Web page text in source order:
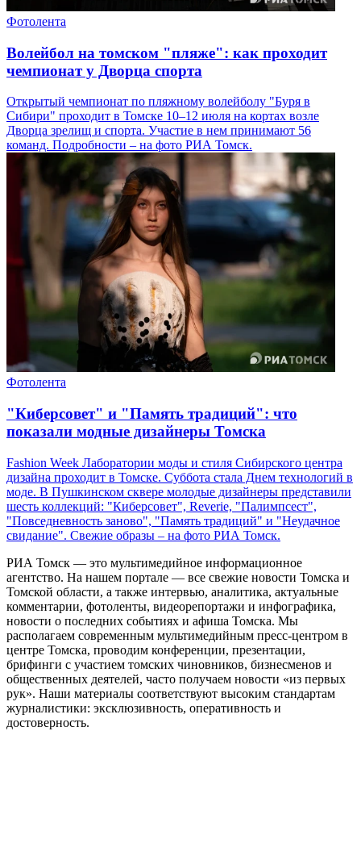
Фотолента
Волейбол на томском "пляже": как проходит
чемпионат у Дворца спорта
Открытый чемпионат по пляжному волейболу "Буря в
Сибири" проходит в Томске 10–12 июля на кортах возле
Дворца зрелищ и спорта. Участие в нем принимают 56
команд. Подробности – на фото РИА Томск.
Фотолента
"Киберсовет" и "Память традиций": что
показали модные дизайнеры Томска
Fashion Week Лаборатории моды и стиля Сибирского центра
дизайна проходит в Томске. Суббота стала Днем технологий в
моде. В Пушкинском сквере молодые дизайнеры представили
шесть коллекций: "Киберсовет", Reverie, "Палимпсест",
"Повседневность заново", "Память традиций" и "Неудачное
свидание". Свежие образы – на фото РИА Томск.
РИА Томск — это мультимедийное информационное
агентство. На нашем портале — все свежие новости Томска и
Томской области, а также интервью, аналитика, актуальные
комментарии, фотоленты, видеорепортажи и инфографика,
новости о последних событиях и афиша Томска. Мы
располагаем современным мультимедийным пресс-центром в
центре Томска, проводим конференции, презентации,
брифинги с участием томских чиновников, бизнесменов и
общественных деятелей, часто получаем новости «из первых
рук». Наши материалы соответствуют высоким стандартам
журналистики: эксклюзивность, оперативность и
достоверность.